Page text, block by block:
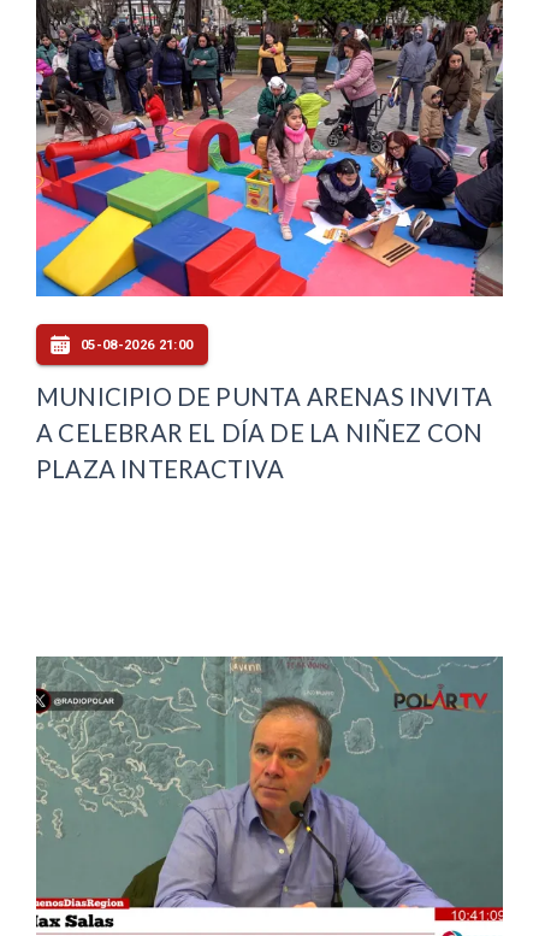
05-08-2026 21:00
MUNICIPIO DE PUNTA ARENAS INVITA
A CELEBRAR EL DÍA DE LA NIÑEZ CON
PLAZA INTERACTIVA